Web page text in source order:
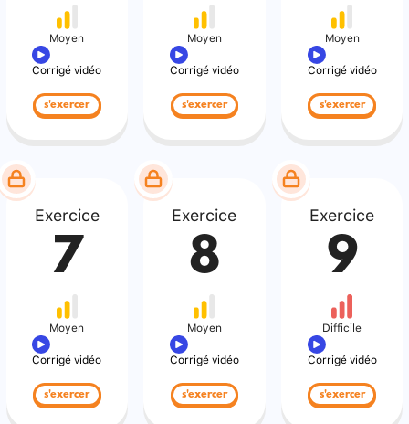
Moyen
Corrigé vidéo
s'exercer
Moyen
Corrigé vidéo
s'exercer
Moyen
Corrigé vidéo
s'exercer
Exercice
7
Moyen
Corrigé vidéo
s'exercer
Exercice
8
Moyen
Corrigé vidéo
s'exercer
Exercice
9
Difficile
Corrigé vidéo
s'exercer